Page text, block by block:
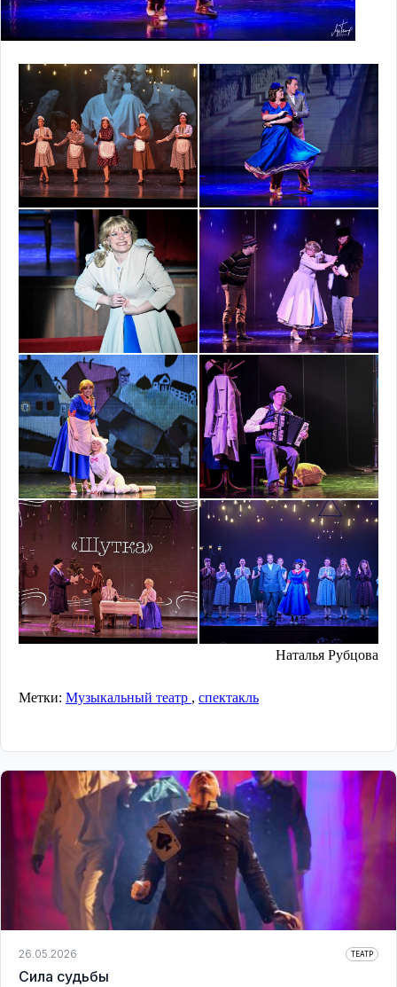
Наталья Рубцова
Метки: Музыкальный театр , спектакль
26.05.2026 ТЕАТР
Сила судьбы